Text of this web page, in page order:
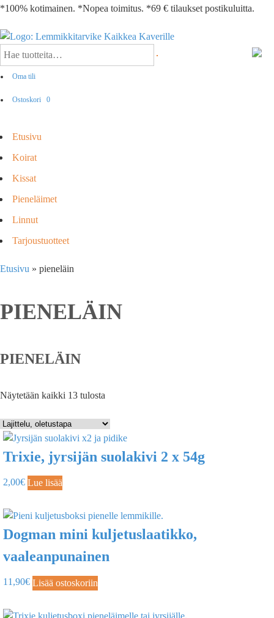
*100% kotimainen. *Nopea toimitus. *69 € tilaukset postikuluitta.
Oma tili
Ostoskori 0
Etusivu
Koirat
Kissat
Pieneläimet
Linnut
Tarjoustuotteet
Etusivu » pieneläin
PIENELÄIN
PIENELÄIN
Näytetään kaikki 13 tulosta
Trixie, jyrsijän suolakivi 2 x 54g
2,00€ Lue lisää
Dogman mini kuljetuslaatikko,
vaaleanpunainen
11,90€ Lisää ostoskoriin